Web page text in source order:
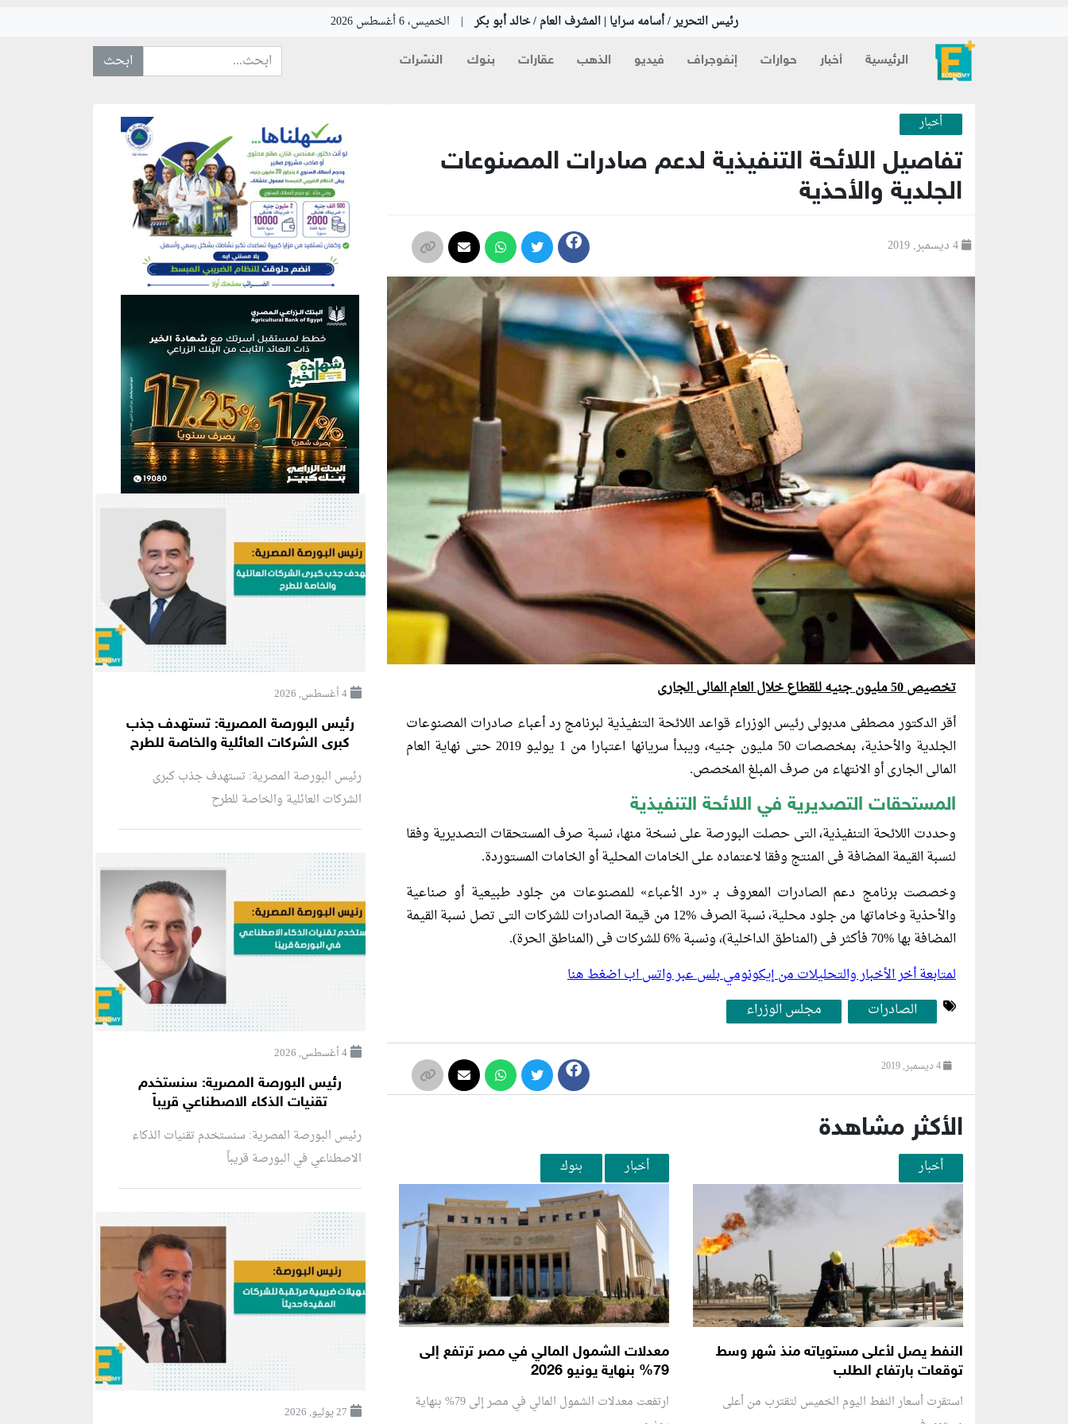
رئيس التحرير / أسامه سرايا | المشرف العام / خالد أبو بكر | الخميس، 6 أغسطس 2026
الرئيسية أخبار حوارات إنفوجراف فيديو الذهب عقارات بنوك النشرات ابحث عن... :
أخبار
تفاصيل اللائحة التنفيذية لدعم صادرات المصنوعات
الجلدية والأحذية
تخصيص 50 مليون جنيه للقطاع خلال العام المالى الجارى
أقر الدكتور مصطفى مدبولى رئيسالوزراء قواعد اللائحة التنفيذية لبرنامج رد أعباء صادرات المصنوعات
الجلدية والأحذية، بمخصصات 50 مليون جنيه، ويبدأ سريانها اعتبارا من 1 يوليو 2019 حتى نهاية العام
المالى الجارى أو الانتهاء من صرف المبلغ المخصص.
المستحقات التصديرية في اللائحة التنفيذية
وحددت اللائحة التنفيذية، التى حصلت البورصة على نسخة منها، نسبة صرف المستحقات التصديرية وفقا
لنسبة القيمة المضافة فى المنتج وفقا لاعتماده على الخامات المحلية أو الخامات المستوردة.
وخصصت برنامج دعم الصادرات المعروف بـ «رد الأعباء» للمصنوعات من جلود طبيعية أو صناعية
والأحذية وخاماتها من جلود محلية، نسبة الصرف %12 من قيمة الصادرات للشركات التى تصل نسبة القيمة
المضافة بها %70 فأكثر فى (المناطق الداخلية)، ونسبة %6 للشركات فى (المناطق الحرة).
لمتابعة أخر الأخبار والتحليلات من إيكونومي بلس عبر واتس اب اضغط هنا
الصادرات
مجلس الوزراء
الأكثر مشاهدة
أخبار
النفط يصل لأعلى مستوياته منذ شهر وسط
توقعات بارتفاع الطلب
استقرت أسعار النفط اليوم الخميس لتقترب من أعلى
أخبار بنوك
معدلات الشمول المالي في مصر ترتفع إلى
79% بنهاية يونيو 2026
ارتفعت معدلات الشمول المالي في مصر إلى 79% بنهاية
منطقة إعلانية
منطقة إعلانية
4 أغسطس, 2026
رئيس البورصة المصرية: تستهدف جذب
كبرى الشركات العائلية والخاصة للطرح
رئيس البورصة المصرية: تستهدف جذب كبرى
الشركات العائلية والخاصة للطرح
4 أغسطس, 2026
رئيس البورصة المصرية: سنستخدم
تقنيات الذكاء الاصطناعي قريباً
رئيس البورصة المصرية: سنستخدم تقنيات الذكاء
الاصطناعي في البورصة قريباً
27 يوليو, 2026